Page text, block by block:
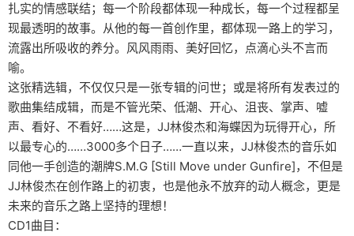
扎实的情感联结；每一个阶段都体现一种成长，每一个过程都呈
现最透明的故事。从他的每一首创作里，都体现一路上的学习，
流露出所吸收的养分。风风雨雨、美好回忆，点滴心头不言而
喻。
这张精选辑，不仅仅只是一张专辑的问世；或是将所有发表过的
歌曲集结成辑，而是不管光荣、低潮、开心、沮丧、掌声、嘘
声、看好、不看好……这是，JJ林俊杰和海蝶因为玩得开心，所
以最专心的……3000多个日子……一直以来，JJ林俊杰的音乐如
同他一手创造的潮牌S.M.G [Still Move under Gunfire]，不但是
JJ林俊杰在创作路上的初衷，也是他永不放弃的动人概念，更是
未来的音乐之路上坚持的理想！
CD1曲目：